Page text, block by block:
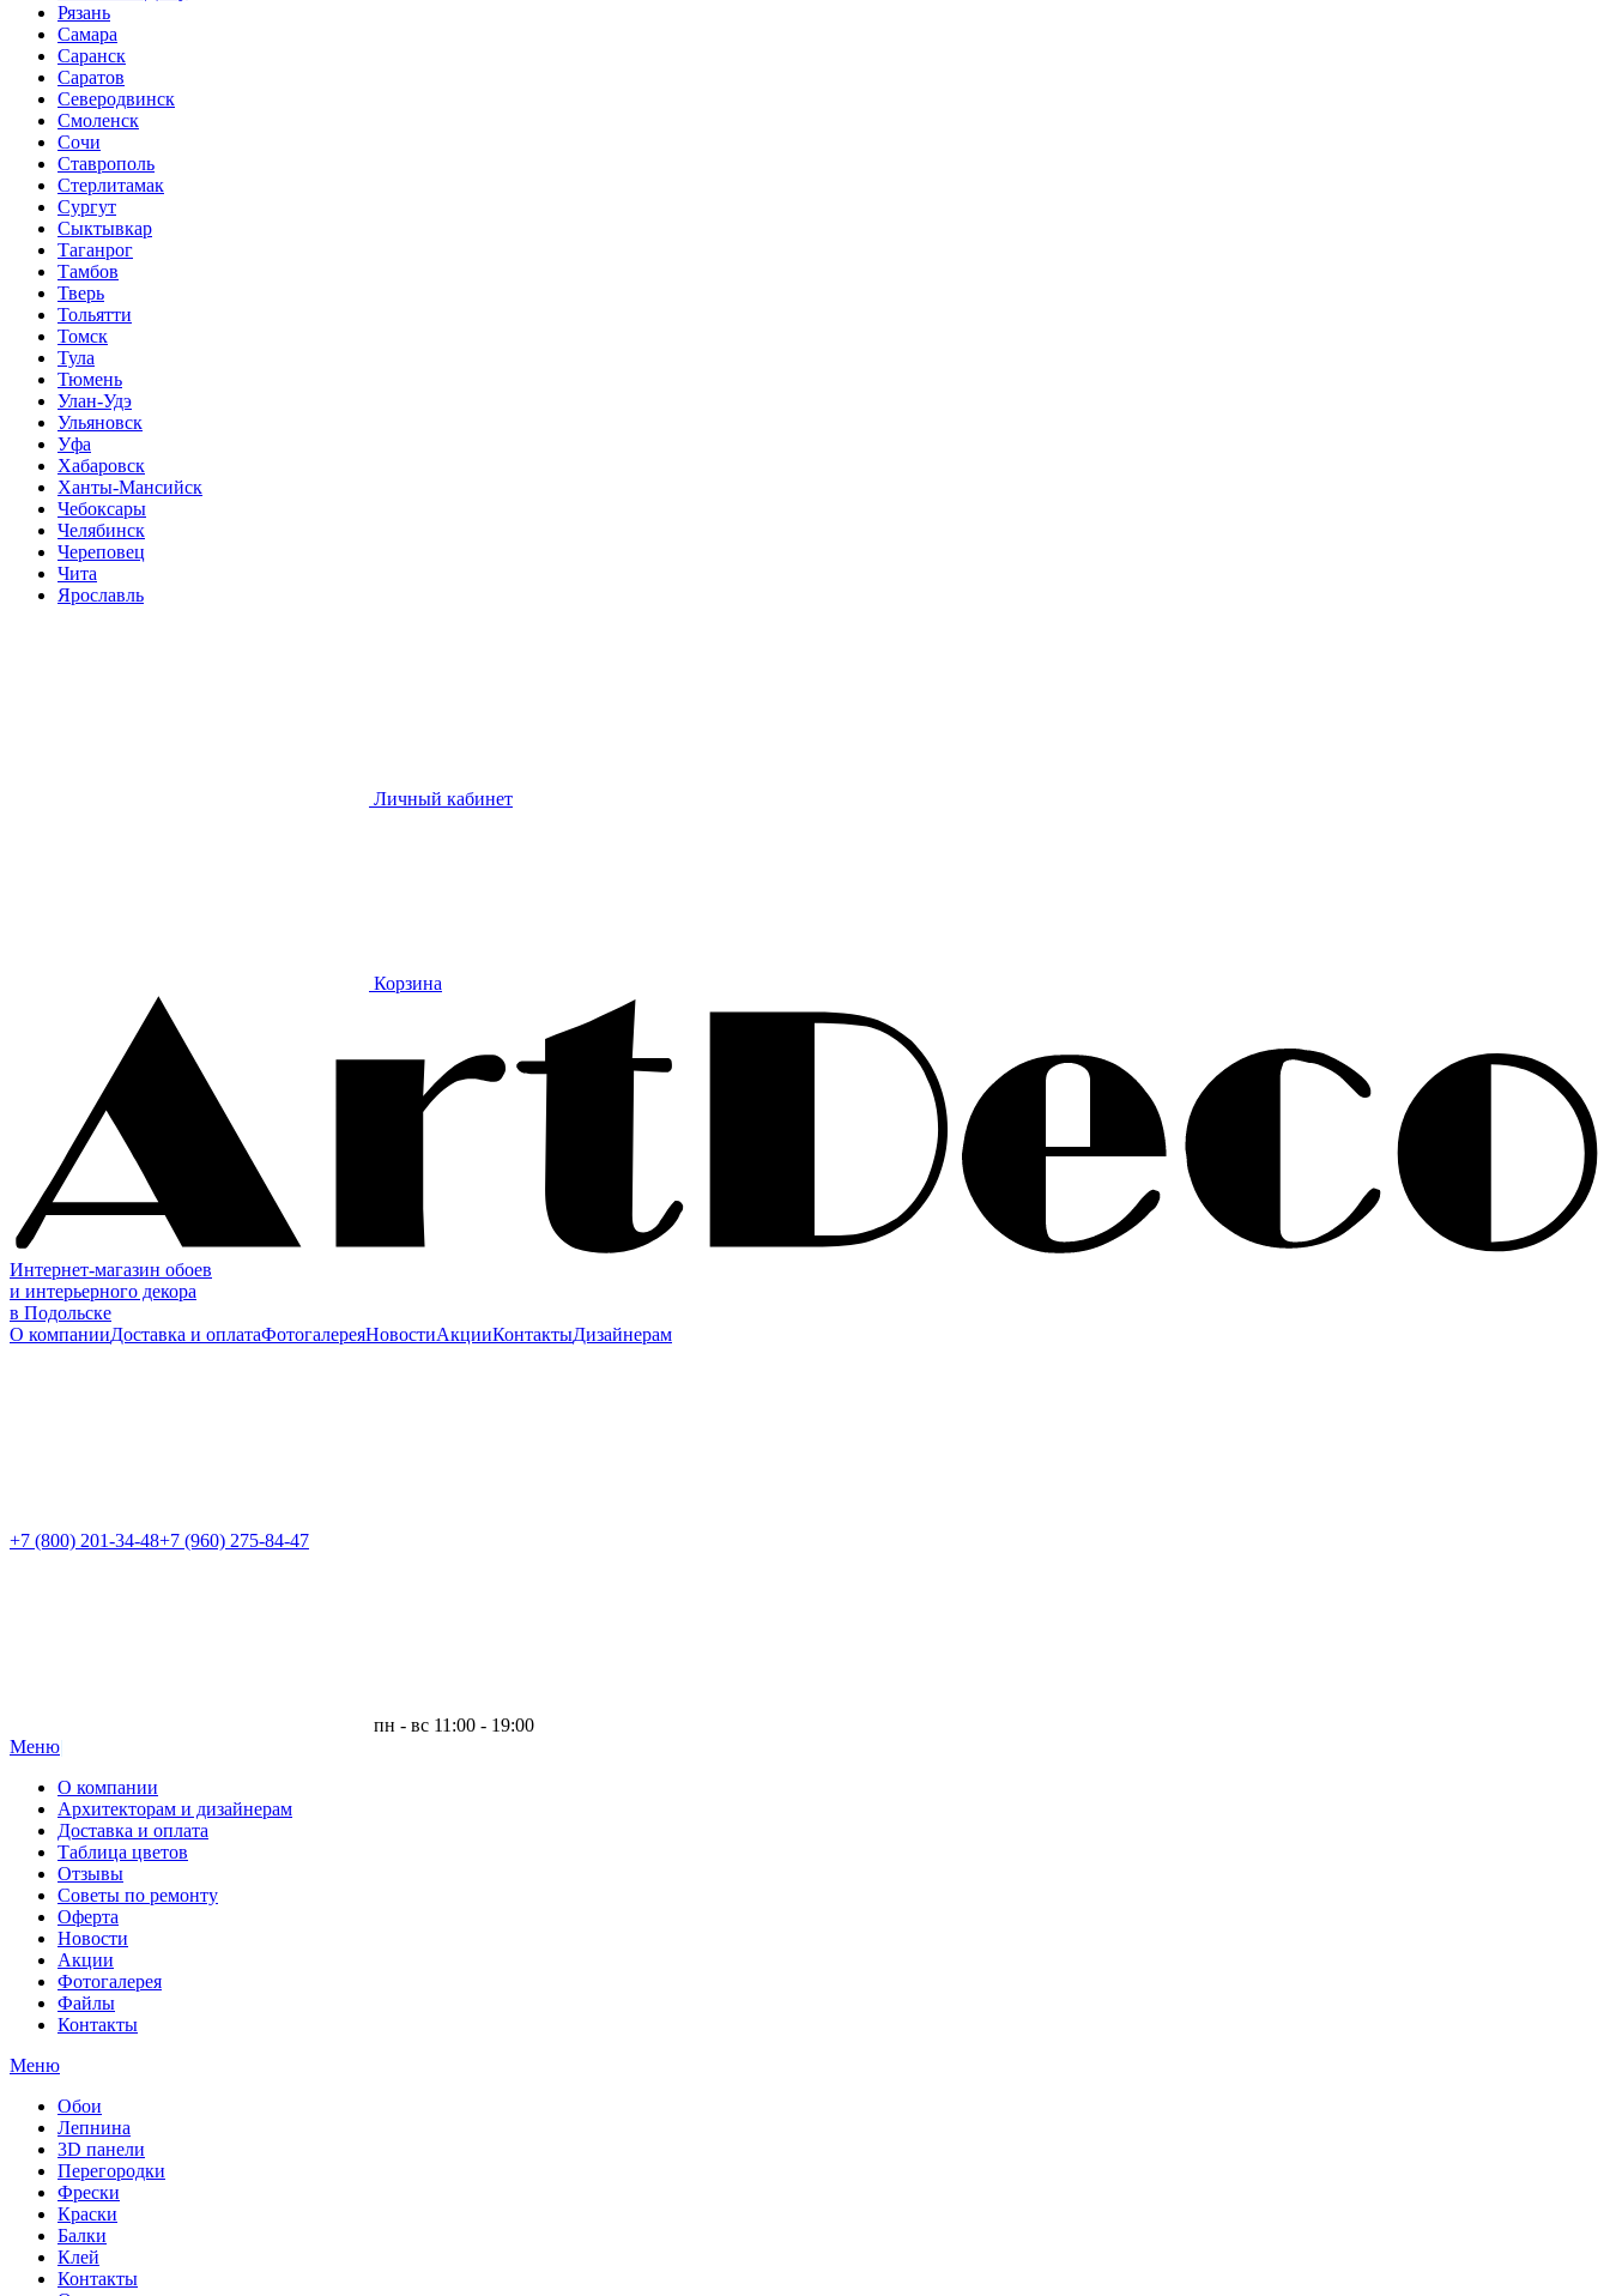
Рязань
Самара
Саранск
Саратов
Северодвинск
Смоленск
Сочи
Ставрополь
Стерлитамак
Сургут
Сыктывкар
Таганрог
Тамбов
Тверь
Тольятти
Томск
Тула
Тюмень
Улан-Удэ
Ульяновск
Уфа
Хабаровск
Ханты-Мансийск
Чебоксары
Челябинск
Череповец
Чита
Ярославль
Личный кабинет
Корзина
Интернет-магазин обоев
и интерьерного декора
в Подольске
О компанииДоставка и оплатаФотогалереяНовостиАкцииКонтактыДизайнерам
+7 (800) 201-34-48+7 (960) 275-84-47
пн - вс 11:00 - 19:00
Меню|
О компании
Архитекторам и дизайнерам
Доставка и оплата
Таблица цветов
Отзывы
Советы по ремонту
Оферта
Новости
Акции
Фотогалерея
Файлы
Контакты
Меню
Обои
Лепнина
3D панели
Перегородки
Фрески
Краски
Балки
Клей
Контакты